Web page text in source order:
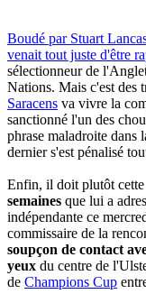
Boudé par Stuart
venait tout juste d'être
sélectionneur de
Nations. Mais c'est des
Saracens va vivre la
sanctionné l'un des
phrase maladroite dans
dernier s'est pénalisé
Enfin, il doit plutôt
semaines que lui a
indépendante ce
commissaire de la
soupçon de contact
yeux du centre de
de Champions Cup